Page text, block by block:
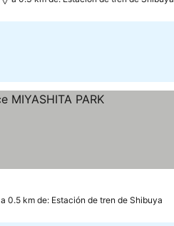
a 0.5 km de: Estación de tren de Shibuya